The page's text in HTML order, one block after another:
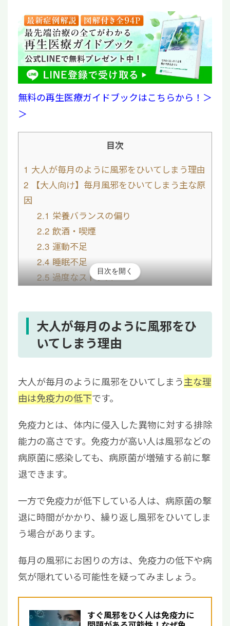
無料の再生医療ガイドブックはこちらから！＞
＞
目次
1 大人が毎月のように風邪をひいてしまう理由
2 【大人向け】毎月風邪をひいてしまう主な原
因
2.1 栄養バランスの偏り
2.2 飲酒・喫煙
2.3 運動不足
2.4睡眠不足
2.5過度なストレス
大人が風邪をひかないための対策
4.1免疫力を高める
4.4予防接種を受ける
5毎月風邪をひく大人からよくある質問
ますか？
5.2毎月風邪をひく大人におすすめの検査
は？
5.3風邪をひいてしまった際の対処法は？
ぜ？
6毎月ひいてしまう風邪にお困りならリペアセ
ルクリニックに相談ください
目次を開く
大人が毎月のように風邪をひ
いてしまう理由
大人が毎月のように風邪をひいてしまう主な理
由は免疫力の低下です。
免疫力とは、体内に侵入した異物に対する排除
能力の高さです。免疫力が高い人は風邪などの
病原菌に感染しても、病原菌が増殖する前に撃
退できます。
一方で免疫力が低下している人は、病原菌の撃
退に時間がかかり、繰り返し風邪をひいてしま
う場合があります。
毎月の風邪にお困りの方は、免疫力の低下や病
気が隠れている可能性を疑ってみましょう。
すぐ風邪をひく人は免疫力に